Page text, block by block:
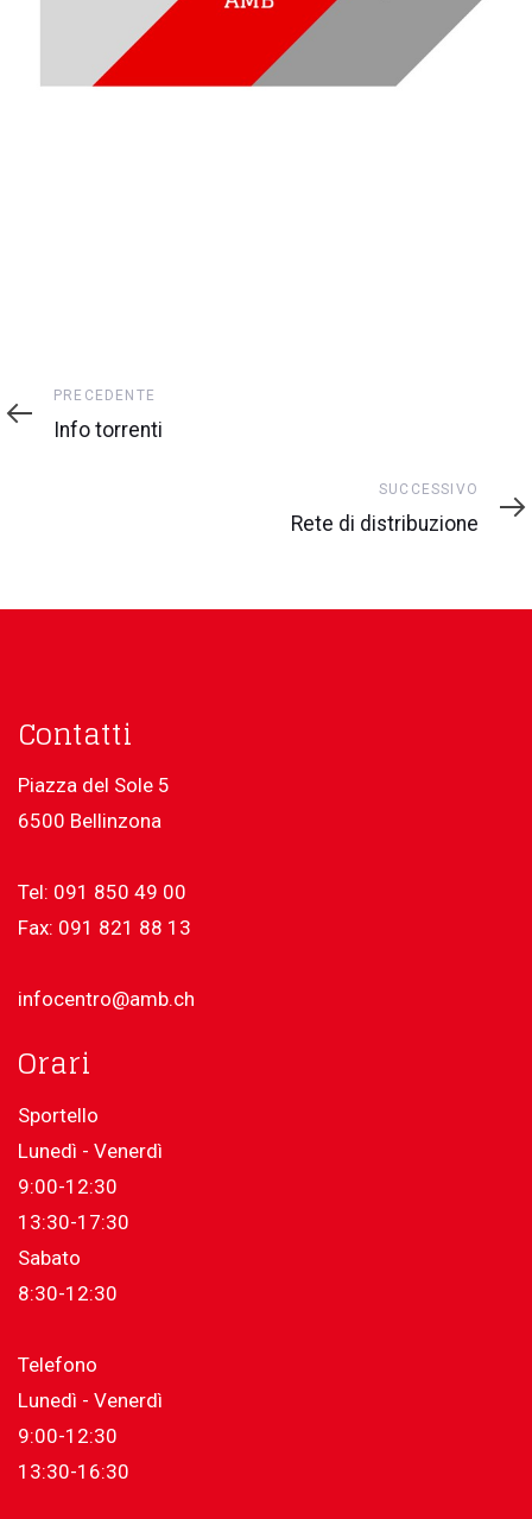
Precedente
PRECEDENTE
Info torrenti
SuccessivoSUCCESSIVO
Rete di distribuzione
Contatti
Piazza del Sole 5
6500 Bellinzona
Tel: 091 850 49 00
Fax: 091 821 88 13
infocentro@amb.ch
Orari
Sportello
Lunedì - Venerdì
9:00-12:30
13:30-17:30
Sabato
8:30-12:30
Telefono
Lunedì - Venerdì
9:00-12:30
13:30-16:30